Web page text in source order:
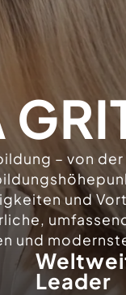
– von
und
und
Leader